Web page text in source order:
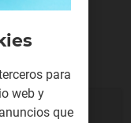
para
web y
que